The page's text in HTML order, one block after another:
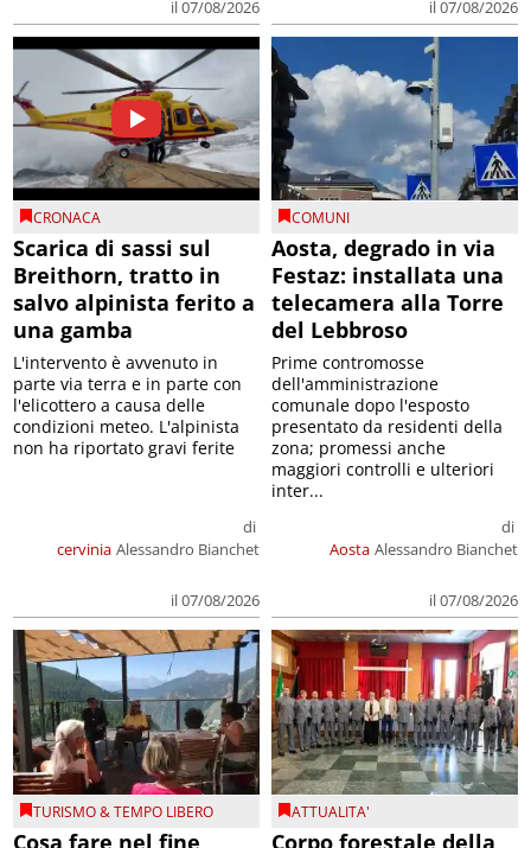
il 07/08/2026
il 07/08/2026
CRONACA
Scarica di sassi sul
Breithorn, tratto in
salvo alpinista ferito a
una gamba
cervinia
di
Alessandro Bianchet
il 07/08/2026
L'intervento è avvenuto in
parte via terra e in parte con
l'elicottero a causa delle
condizioni meteo. L'alpinista
non ha riportato gravi ferite
COMUNI
Aosta, degrado in via
Festaz: installata una
telecamera alla Torre
del Lebbroso
Aosta
di
Alessandro Bianchet
il 07/08/2026
Prime contromosse
dell'amministrazione
comunale dopo l'esposto
presentato da residenti della
zona; promessi anche
maggiori controlli e ulteriori
inter...
TURISMO & TEMPO LIBERO
Cosa fare nel fine
ATTUALITA'
Corpo forestale della